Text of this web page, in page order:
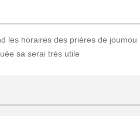
les horaires des prières de joumou
sa serai très utile